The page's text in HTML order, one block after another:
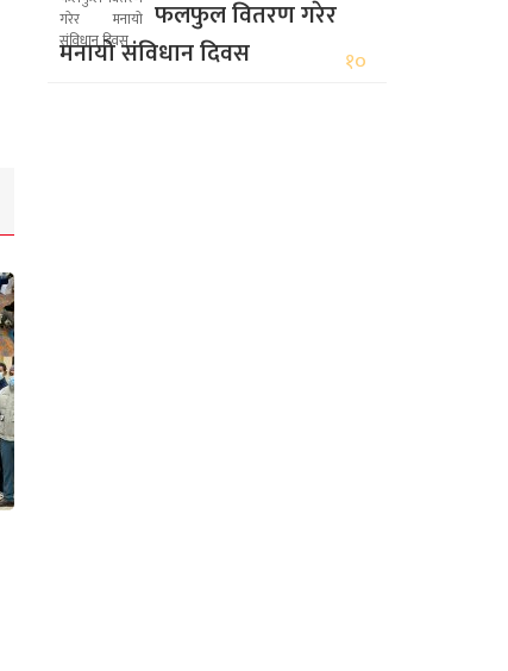
फलफुल वितरण गरेर
मनायो संविधान दिवस
१०